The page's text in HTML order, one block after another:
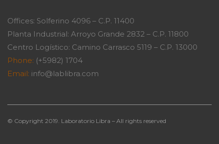
Offices: Solferino 4096 – C.P. 11400
Planta Industrial: Arroyo Grande 2832 – C.P. 11800
Centro Logístico: Camino Carrasco 5119 – C.P. 13000
Phone: (+5982) 1704
Email: info@lablibra.com
© Copyright 2019. Laboratorio Libra – All rights reserved